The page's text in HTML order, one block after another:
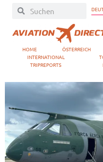
HOME ÖSTERREICH
INTERNATIONAL
TRIPREPORTS